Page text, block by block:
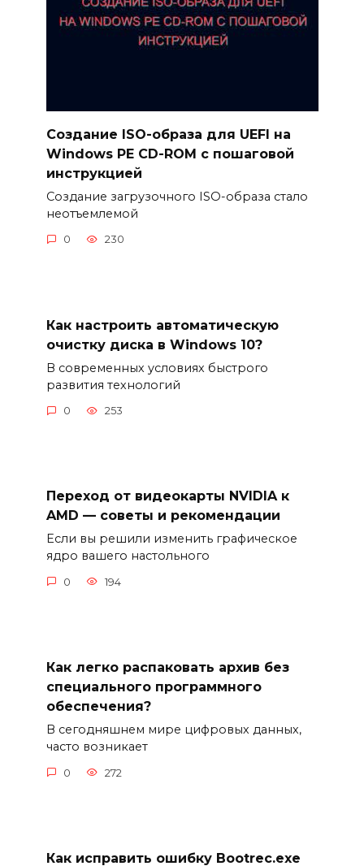
Создание ISO-образа для UEFI на
Windows PE CD-ROM с пошаговой
инструкцией
Создание загрузочного ISO-образа стало
неотъемлемой
0 230
Как настроить автоматическую
очистку диска в Windows 10?
В современных условиях быстрого
развития технологий
0 253
Переход от видеокарты NVIDIA к
AMD — советы и рекомендации
Если вы решили изменить графическое
ядро вашего настольного
0 194
Как легко распаковать архив без
специального программного
обеспечения?
В сегодняшнем мире цифровых данных,
часто возникает
0 272
Как исправить ошибку Bootrec.exe